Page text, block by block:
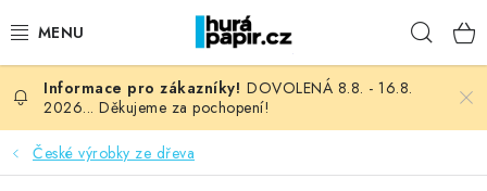
na
NOVINKY
HURÁ DÍLNA
DOVOLENÁ 8.8. - 16.8.
2026... Děkujeme za pochopení!
České výrobky ze dřeva